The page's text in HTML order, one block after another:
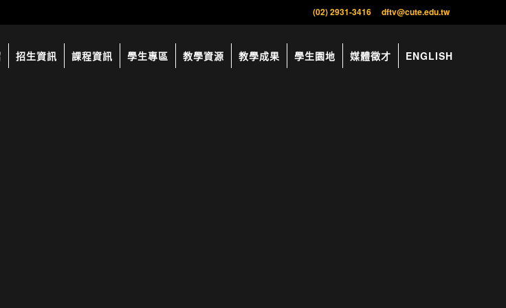
(02) 2931-3416 dftv@cute.edu.tw
招生資訊 課程資訊 學生專區 教學資源 教學成果 學生園地 媒體徵才 ENGLISH